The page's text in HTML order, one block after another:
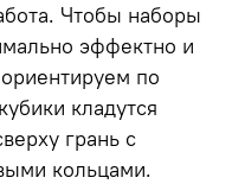
Чтобы наборы
эффектно и
по
кладутся
грань с
кольцами.